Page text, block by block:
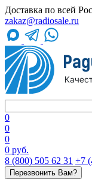
Доставка по всей
zakaz@radiosale.ru
0
0
0
0 руб.
8 (800) 505 62 31 +7
Перезвонить Вам?